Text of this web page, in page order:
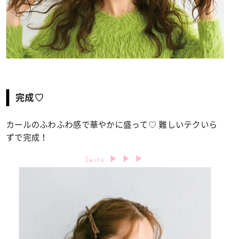
完成♡
カールのふわふわ感で華やかに盛って♡ 難しいテクいら
ずで完成！